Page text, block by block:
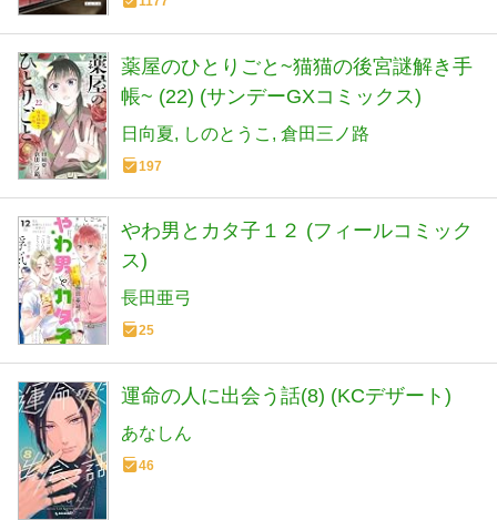
薬屋のひとりごと~猫猫の後宮謎解き手
帳~ (22) (サンデーGXコミックス)
日向夏 しのとうこ 倉田三ノ路
197
やわ男とカタ子１２ (フィールコミック
ス)
長田亜弓
25
運命の人に出会う話(8) (KCデザート)
あなしん
46